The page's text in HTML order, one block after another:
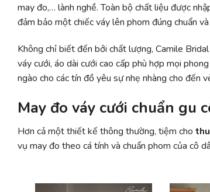
may đo,… lành nghề. Toàn bộ chất liệu được
đảm bảo một chiếc váy lên phom đúng chuẩn
Không chỉ biết đến bởi chất lượng, Camile
váy cưới, áo dài cưới cao cấp phù hợp mọi
ngào cho các tín đồ yêu sự nhẹ nhàng cho đến
May đo váy cưới chuẩn gu
Hơn cả một thiết kế thông thường, tiệm cho
vụ may đo theo cá tính và chuẩn phom của cô